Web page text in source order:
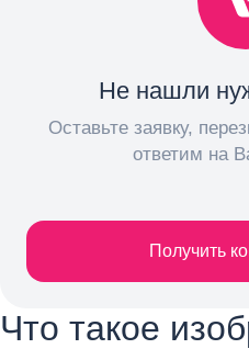
Не нашли
Оставьте заявку,
ответим на
Получить
Что такое